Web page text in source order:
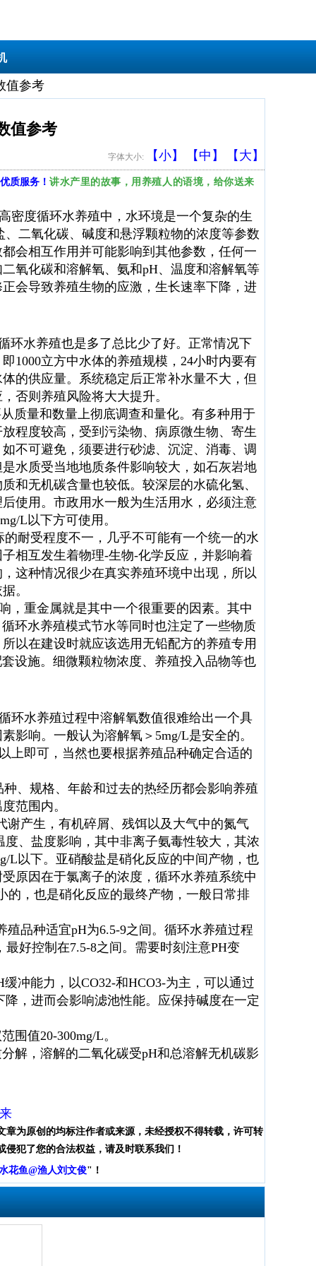
值参考
值参考
字体大小: 【小】 【中】 【大】
质服务！ 讲水产里的故事，用养殖人的语境，给你送来
度循环水养殖中，水环境是一个复杂的生
二氧化碳、碱度和悬浮颗粒物的浓度等参数
会相互作用并可能影响到其他参数，任何一
氧化碳和溶解氧、氨和pH、温度和溶解氧等
会导致养殖生物的应激，生长速率下降，进
水养殖也是多了总比少了好。正常情况下
1000立方中水体的养殖规模，24小时内要有
的供应量。系统稳定后正常补水量不大，但
否则养殖风险将大大提升。
质量和数量上彻底调查和量化。有多种用于
程度较高，受到污染物、病原微生物、寄生
不可避免，须要进行砂滤、沉淀、消毒、调
水质受当地地质条件影响较大，如石灰岩地
和无机碳含量也较低。较深层的水硫化氢、
使用。市政用水一般为生活用水，必须注意
L以下方可使用。
耐受程度不一，几乎不可能有一个统一的水
相互发生着物理-生物-化学反应，并影响着
这种情况很少在真实养殖环境中出现，所以
。
重金属就是其中一个很重要的因素。其中
环水养殖模式节水等同时也注定了一些物质
以在建设时就应该选用无铅配方的养殖专用
设施。细微颗粒物浓度、养殖投入品物等也
水养殖过程中溶解氧数值很难给出一个具
影响。一般认为溶解氧＞5mg/L是安全的。
上即可，当然也要根据养殖品种确定合适的
、规格、年龄和过去的热经历都会影响养殖
范围内。
产生，有机碎屑、残饵以及大气中的氮气
、盐度影响，其中非离子氨毒性较大，其浓
L以下。亚硝酸盐是硝化反应的中间产物，也
原因在于氯离子的浓度，循环水养殖系统中
的，也是硝化反应的最终产物，一般日常排
品种适宜pH为6.5-9之间。循环水养殖过程
好控制在7.5-8之间。需要时刻注意PH变
能力，以CO32-和HCO3-为主，可以通过
，进而会影响滤池性能。应保持碱度在一定
值20-300mg/L。
，溶解的二氧化碳受pH和总溶解无机碳影
为原创的均标注作者或来源，未经授权不得转载，许可转
犯了您的合法权益，请及时联系我们！
花鱼@渔人刘文俊"！